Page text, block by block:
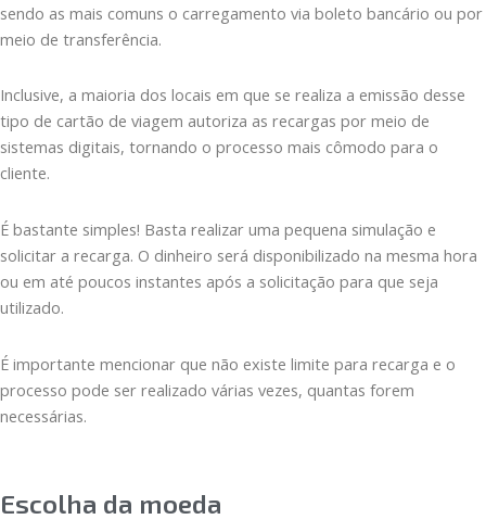
sendo as mais comuns o carregamento via boleto bancário ou por
meio de transferência.
Inclusive, a maioria dos locais em que se realiza a emissão desse
tipo de cartão de viagem autoriza as recargas por meio de
sistemas digitais, tornando o processo mais cômodo para o
cliente.
É bastante simples! Basta realizar uma pequena simulação e
solicitar a recarga. O dinheiro será disponibilizado na mesma hora
ou em até poucos instantes após a solicitação para que seja
utilizado.
É importante mencionar que não existe limite para recarga e o
processo pode ser realizado várias vezes, quantas forem
necessárias.
Escolha da moeda